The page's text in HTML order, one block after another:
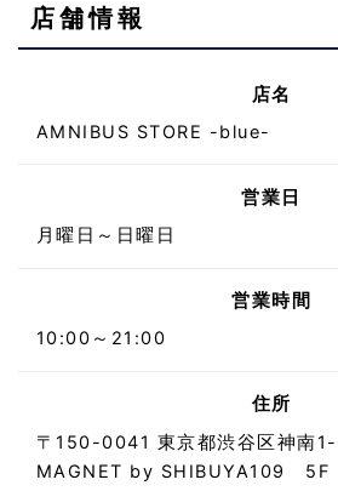
店舗情報
店名
AMNIBUS STORE -blue-
営業日
月曜日～日曜日
営業時間
10:00～21:00
住所
〒150-0041 東京都渋谷区神南
MAGNET by SHIBUYA109 5F